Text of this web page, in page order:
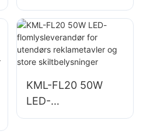
innendørsområder
som industrielle
fabrikkbygninger
og lagerbygninger.
KML-FL20 50W
LED-
flomlysleverandør